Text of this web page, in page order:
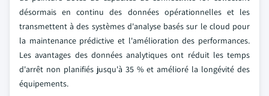
désormais en continu des données opérationnelles et les
transmettent à des systèmes d'analyse basés sur le cloud pour
la maintenance prédictive et l'amélioration des performances.
Les avantages des données analytiques ont réduit les temps
d'arrêt non planifiés jusqu'à 35 % et amélioré la longévité des
équipements.